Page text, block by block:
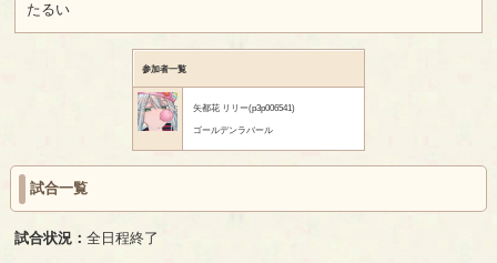
たるい
参加者一覧
矢都花 リリー(p3p006541)
ゴールデンラバール
試合一覧
試合状況：全日程終了